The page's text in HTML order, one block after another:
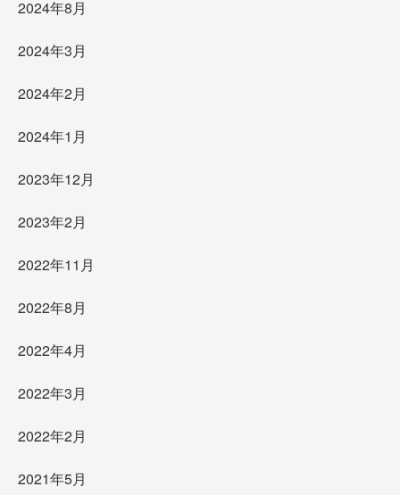
2024年8月
2024年3月
2024年2月
2024年1月
2023年12月
2023年2月
2022年11月
2022年8月
2022年4月
2022年3月
2022年2月
2021年5月